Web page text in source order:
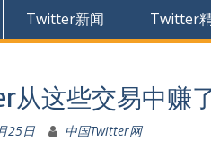
Twitter新闻 Twitter
这些交易中赚
25日 中国Twitter网